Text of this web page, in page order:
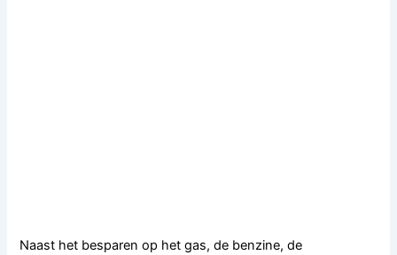
Naast het besparen op het gas, de benzine, de